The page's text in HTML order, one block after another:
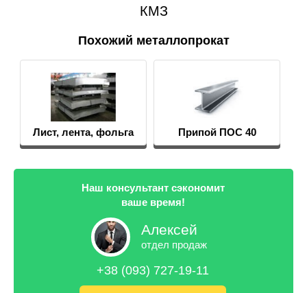
КМЗ
Похожий металлопрокат
Лист, лента, фольга Припой ПОС 40
Наш консультант сэкономит
ваше время!
Алексей
отдел продаж
+38 (093) 727-19-11